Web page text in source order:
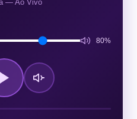
— Ao Vivo
80%